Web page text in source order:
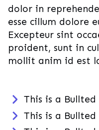
dolor in
esse cillum dolore
Excepteur sint
proident, sunt in
mollit anim id est
This is a
This is a